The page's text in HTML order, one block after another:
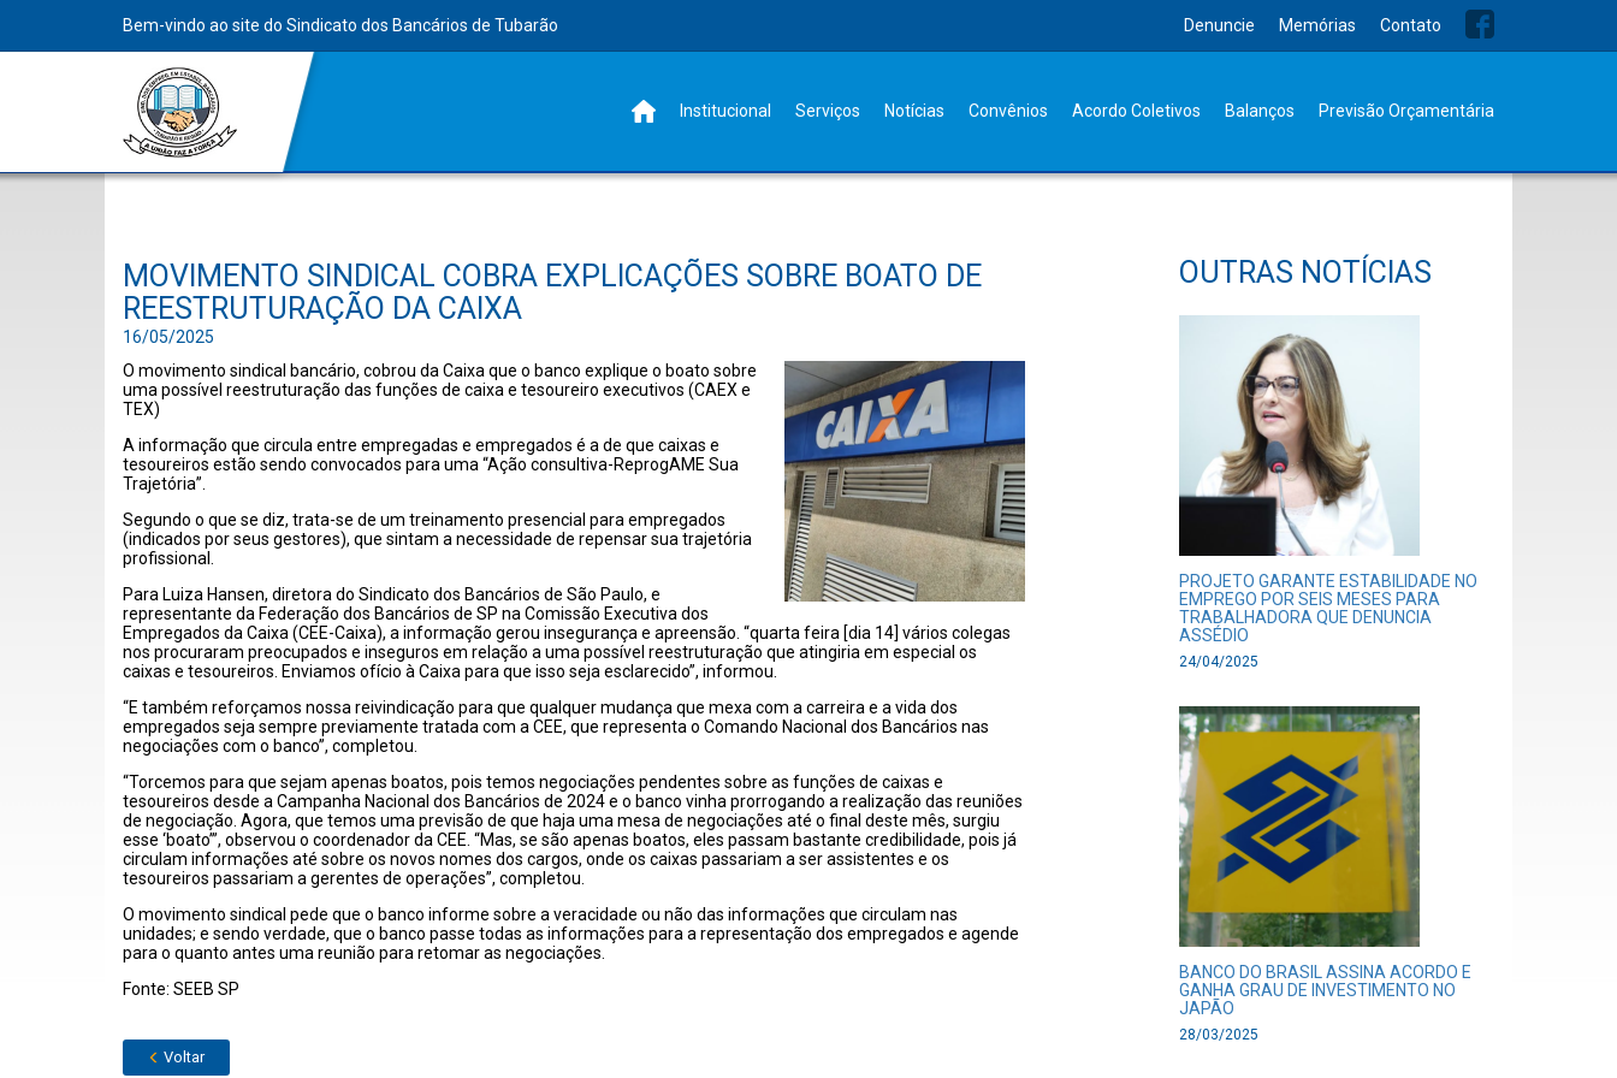
Bem-vindo ao site do Sindicato dos Bancários de Tubarão Denuncie Memórias Contato
Institucional Serviços Notícias Convênios Acordo Coletivos Balanços Previsão Orçamentária
MOVIMENTO SINDICAL COBRA EXPLICAÇÕES SOBRE BOATO DE
REESTRUTURAÇÃO DA CAIXA
16/05/2025
O movimento sindical bancário, cobrou da Caixa que o banco explique o boato sobre
uma possível reestruturação das funções de caixa e tesoureiro executivos (CAEX e
TEX)
A informação que circula entre empregadas e empregados é a de que caixas e
tesoureiros estão sendo convocados para uma “Ação consultiva-ReprogAME Sua
Trajetória”.
Segundo o que se diz, trata-se de um treinamento presencial para empregados
(indicados por seus gestores), que sintam a necessidade de repensar sua trajetória
profissional.
Para Luiza Hansen, diretora do Sindicato dos Bancários de São Paulo, e
representante da Federação dos Bancários de SP na Comissão Executiva dos
Empregados da Caixa (CEE-Caixa), a informação gerou insegurança e apreensão. “quarta feira [dia 14] vários colegas
nos procuraram preocupados e inseguros em relação a uma possível reestruturação que atingiria em especial os
caixas e tesoureiros. Enviamos ofício à Caixa para que isso seja esclarecido”, informou.
“E também reforçamos nossa reivindicação para que qualquer mudança que mexa com a carreira e a vida dos
empregados seja sempre previamente tratada com a CEE, que representa o Comando Nacional dos Bancários nas
negociações com o banco”, completou.
“Torcemos para que sejam apenas boatos, pois temos negociações pendentes sobre as funções de caixas e
tesoureiros desde a Campanha Nacional dos Bancários de 2024 e o banco vinha prorrogando a realização das reuniões
de negociação. Agora, que temos uma previsão de que haja uma mesa de negociações até o final deste mês, surgiu
esse ‘boato’”, observou o coordenador da CEE. “Mas, se são apenas boatos, eles passam bastante credibilidade, pois já
circulam informações até sobre os novos nomes dos cargos, onde os caixas passariam a ser assistentes e os
tesoureiros passariam a gerentes de operações”, completou.
O movimento sindical pede que o banco informe sobre a veracidade ou não das informações que circulam nas
unidades; e sendo verdade, que o banco passe todas as informações para a representação dos empregados e agende
para o quanto antes uma reunião para retomar as negociações.
Fonte: SEEB SP
Voltar
OUTRAS NOTÍCIAS
PROJETO GARANTE ESTABILIDADE NO
EMPREGO POR SEIS MESES PARA
TRABALHADORA QUE DENUNCIA
ASSÉDIO
24/04/2025
BANCO DO BRASIL ASSINA ACORDO E
GANHA GRAU DE INVESTIMENTO NO
JAPÃO
28/03/2025